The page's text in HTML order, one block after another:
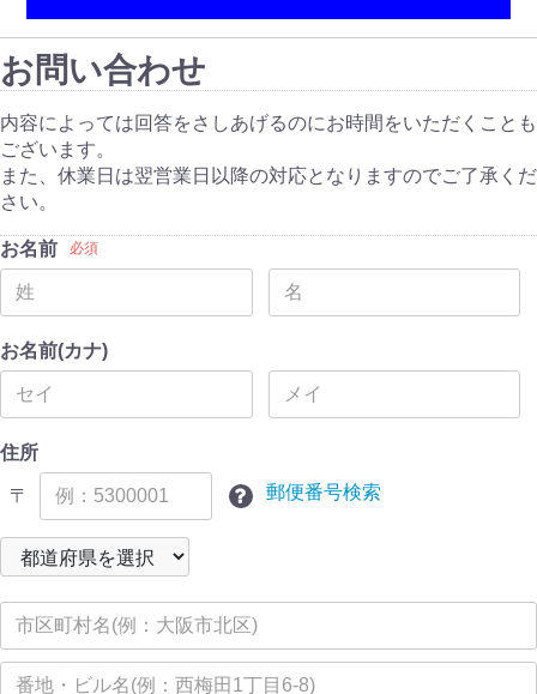
お問い合わせ
内容によっては回答をさしあげるのにお時間をいただくことも
ございます。
また、休業日は翌営業日以降の対応となりますのでご了承くだ
さい。
お名前 必須
お名前(カナ)
住所
〒 郵便番号検索